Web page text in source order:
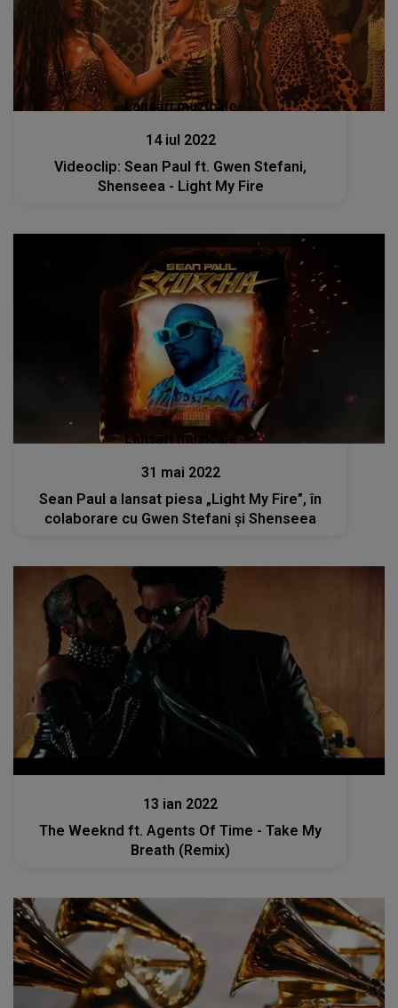
Lansări muzicale
14 iul 2022
Videoclip: Sean Paul ft. Gwen Stefani,
Shenseea - Light My Fire
Lansări muzicale
31 mai 2022
Sean Paul a lansat piesa „Light My Fire”, în
colaborare cu Gwen Stefani și Shenseea
13 ian 2022
The Weeknd ft. Agents Of Time - Take My
Breath (Remix)